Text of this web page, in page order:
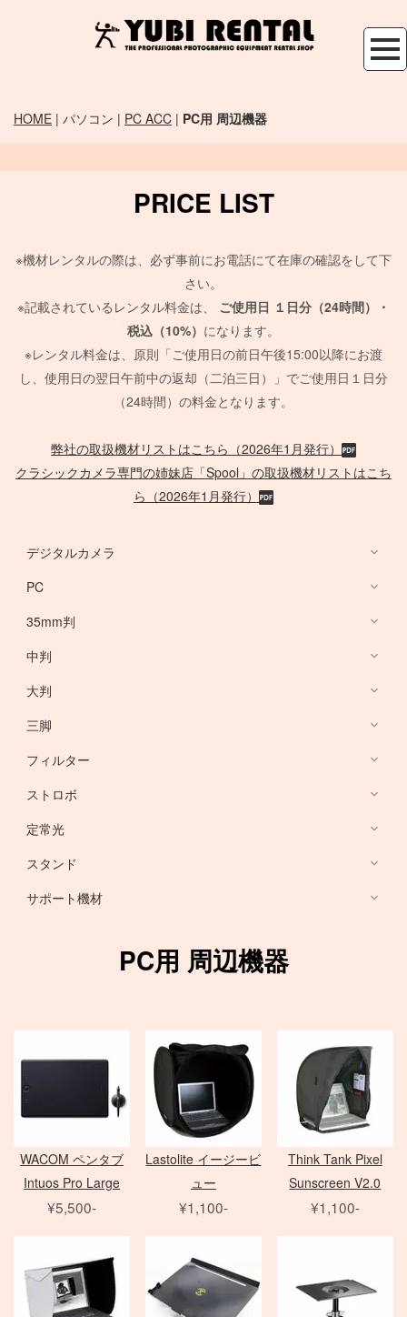
HOME | パソコン | PC ACC | PC用 周辺機器
PRICE LIST
※機材レンタルの際は、必ず事前にお電話にて在庫の確認をして下
さい。
※記載されているレンタル料金は、 ご使用日 １日分（24時間）・
税込（10%） になります。
※レンタル料金は、原則「ご使用日の前日午後15:00以降にお渡
し、使用日の翌日午前中の返却（二泊三日）」でご使用日１日分
（24時間）の料金となります。
弊社の取扱機材リストはこちら（2026年1月発行）
クラシックカメラ専門の姉妹店「Spool」の取扱機材リストはこち
ら（2026年1月発行）
デジタルカメラ
デジタルカメラ
Nikon DSLR
Sony ミラーレス
Nikon ミラーレス
FUJIFILM GFXシリーズ
デジタルバック
PHASE ONE Pシリーズ
PC
PC
ノートブック PC
PC用 周辺機器
PC用 外付バッテリー
PC用 アクセサリ
EIZO モニター
35mm判
Canon Lens
EF 単焦点レンズ
EF ズームレンズ
Nikon Lens ACC
AF-S 単焦点レンズ
AF-S ズームレンズ
Micro レンズ
中判
PHASE ONE
Schneider 645 レンズ
H カメラ
HC レンズ
アクセサリ
大判
Sinar
COLAVOLEX
PHASE ONE アクセサリ
Film Camera / Lens
三脚
一脚
三脚
雲台・他
フィルター
HARRISON
アダプター
ND フィルター
アダプター
ストロボ
モノブロック
（バッテリータイプ）
オパライト
ソフトボックス
エフェクトランプ
ピコライト
Profoto
定常光
Aupture LEDライト
STORM シリーズ
Light Storm シリーズ
amaran シリーズ
NOVA シリーズ
INFINIBAR シリーズ
アクセサリ
ソフトボックス
スポットライトマウント
フレネル・バーンドア
その他 LEDライト
スタンド
Avenger
センチュリースタンド
Other Brand
クランプ
サポート機材
MINOLTA
SEKONIC
Kenko
レフ
PC用 周辺機器
WACOM ペンタブ
Intuos Pro Large
¥5,500-
Lastolite イージービ
ュー
¥1,100-
Think Tank Pixel
Sunscreen V2.0
¥1,100-